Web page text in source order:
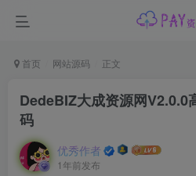
首页 网站源码 正文
DedeBIZ大成资源网V2.0.0
码
优秀作者
1年前发布